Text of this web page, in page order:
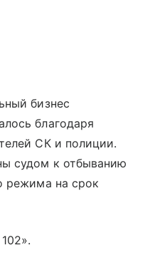
бизнес
благодаря
СК и полиции.
судом к отбыванию
режима на срок